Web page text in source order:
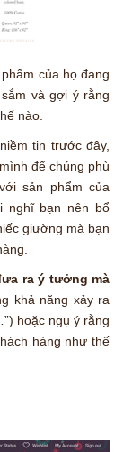
của họ đang
và gợi ý rằng
nào.
tin trước đây,
để chúng phù
sản phẩm của
nghĩ bạn nên bổ
giường mà bạn
ra ý tưởng mà
khả năng xảy ra
hoặc ngụ ý rằng
hàng như thế